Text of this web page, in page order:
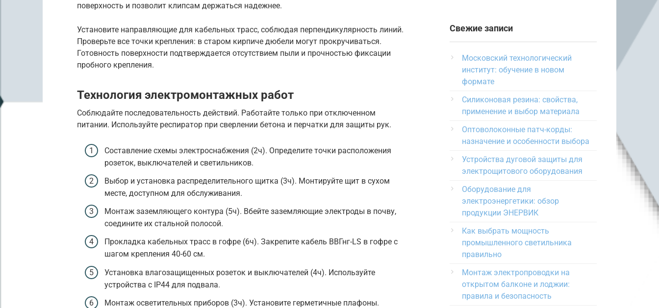
поверхность и позволит клипсам держаться надежнее.
Установите направляющие для кабельных трасс, соблюдая перпендикулярность линий.
Проверьте все точки крепления: в старом кирпиче дюбели могут прокручиваться.
Готовность поверхности подтверждается отсутствием пыли и прочностью фиксации
пробного крепления.
Технология электромонтажных работ
Соблюдайте последовательность действий. Работайте только при отключенном
питании. Используйте респиратор при сверлении бетона и перчатки для защиты рук.
Составление схемы электроснабжения (2ч). Определите точки расположения
розеток, выключателей и светильников.
Выбор и установка распределительного щитка (3ч). Монтируйте щит в сухом
месте, доступном для обслуживания.
Монтаж заземляющего контура (5ч). Вбейте заземляющие электроды в почву,
соедините их стальной полосой.
Прокладка кабельных трасс в гофре (6ч). Закрепите кабель ВВГнг-LS в гофре с
шагом крепления 40-60 см.
Установка влагозащищенных розеток и выключателей (4ч). Используйте
устройства с IP44 для подвала.
Монтаж осветительных приборов (3ч). Установите герметичные плафоны.
Свежие записи
Московский технологический
институт: обучение в новом
формате
Силиконовая резина: свойства,
применение и выбор материала
Оптоволоконные патч-корды:
назначение и особенности выбора
Устройства дуговой защиты для
электрощитового оборудования
Оборудование для
электроэнергетики: обзор
продукции ЭНЕРВИК
Как выбрать мощность
промышленного светильника
правильно
Монтаж электропроводки на
открытом балконе и лоджии:
правила и безопасность